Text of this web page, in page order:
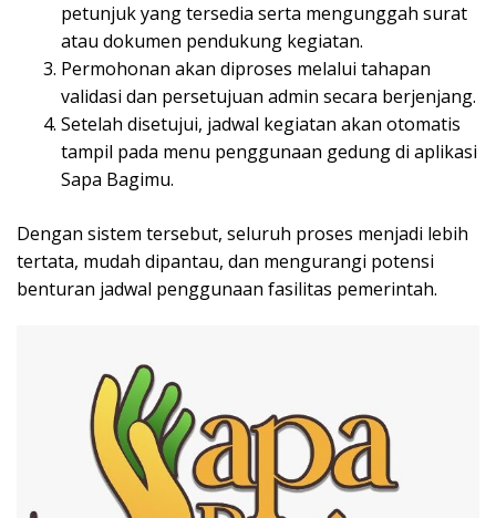
petunjuk yang tersedia serta mengunggah surat
atau dokumen pendukung kegiatan.
Permohonan akan diproses melalui tahapan
validasi dan persetujuan admin secara berjenjang.
Setelah disetujui, jadwal kegiatan akan otomatis
tampil pada menu penggunaan gedung di aplikasi
Sapa Bagimu.
Dengan sistem tersebut, seluruh proses menjadi lebih
tertata, mudah dipantau, dan mengurangi potensi
benturan jadwal penggunaan fasilitas pemerintah.